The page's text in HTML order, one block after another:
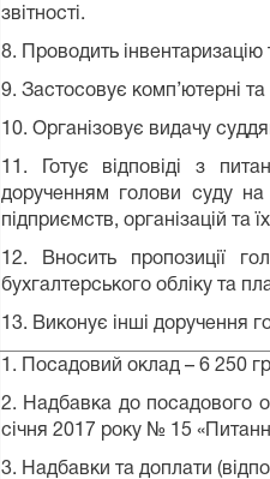
звітності.
8. Проводить інвентаризацію
9. Застосовує комп’ютерні та
10. Організовує видачу
11. Готує відповіді з
дорученням голови суду на
підприємств, організацій та
12. Вносить пропозиції
бухгалтерського обліку та
13. Виконує інші доручення
1. Посадовий оклад – 6 250
2. Надбавка до посадового
січня 2017 року № 15
3. Надбавки та доплати